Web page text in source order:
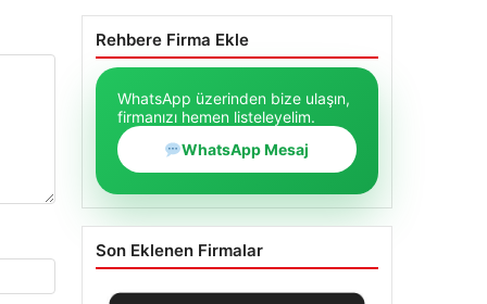
Rehbere Firma Ekle
WhatsApp üzerinden bize ulaşın,
firmanızı hemen listeleyelim.
WhatsApp Mesaj
Son Eklenen Firmalar